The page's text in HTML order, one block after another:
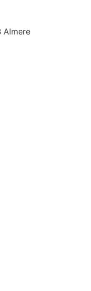
Almere